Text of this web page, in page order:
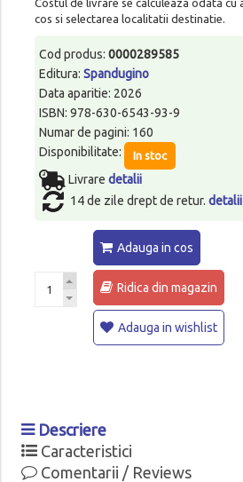
cos si selectarea localitatii destinatie.
Cod produs: 0000289585
Editura: Spandugino
Data aparitie: 2026
ISBN: 978-630-6543-93-9
Numar de pagini: 160
Disponibilitate:
In stoc
Livrare detalii
14 de zile drept de retur. detalii
Adauga in cos
Ridica din magazin
Adauga in wishlist
Descriere
Caracteristici
Comentarii / Reviews